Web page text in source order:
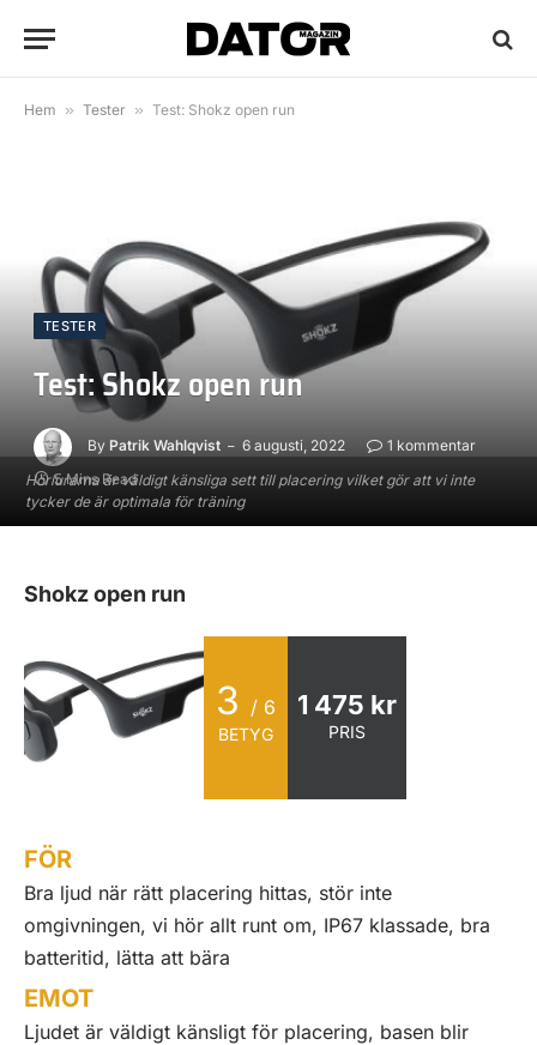
Hem » Tester » Test: Shokz open run
Hörlurarna är väldigt känsliga sett till placering vilket gör att vi inte
tycker de är optimala för träning
TESTER
Test: Shokz open run
By Patrik Wahlqvist 6 augusti, 2022
1 kommentar
5 Mins Read
Shokz open run
3 / 6
BETYG
1 475 kr
PRIS
FÖR
Bra ljud när rätt placering hittas, stör inte
omgivningen, vi hör allt runt om, IP67 klassade, bra
batteritid, lätta att bära
EMOT
Ljudet är väldigt känsligt för placering, basen blir